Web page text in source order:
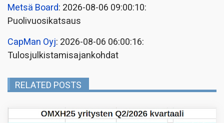
Metsä Board: 2026-08-06 09:00:10:
Puolivuosikatsaus
CapMan Oyj: 2026-08-06 06:00:16:
Tulosjulkistamisajankohdat
RELATED POSTS